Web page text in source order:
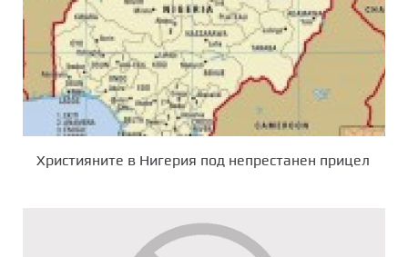
Християните в Нигерия под непрестанен прицел